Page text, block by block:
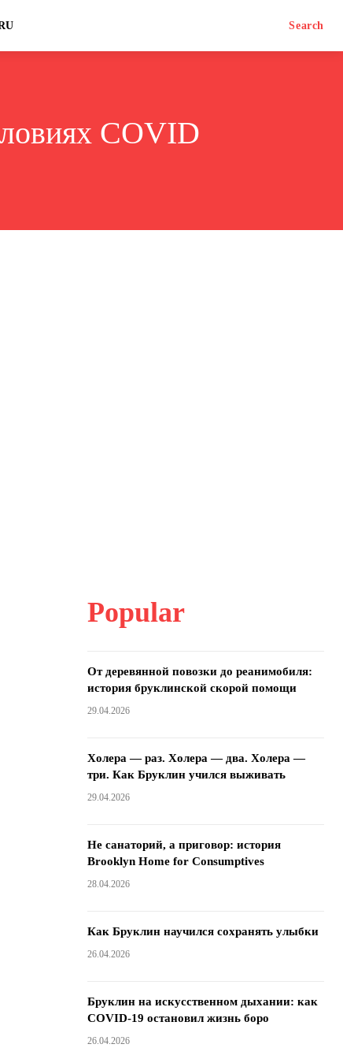
Search
COVID
Popular
От деревянной повозки до реанимобиля:
история бруклинской скорой помощи
29.04.2026
Холера — раз. Холера — два. Холера —
три. Как Бруклин учился выживать
29.04.2026
Не санаторий, а приговор: история
Brooklyn Home for Consumptives
28.04.2026
Как Бруклин научился сохранять улыбки
26.04.2026
Бруклин на искусственном дыхании: как
COVID-19 остановил жизнь боро
26.04.2026